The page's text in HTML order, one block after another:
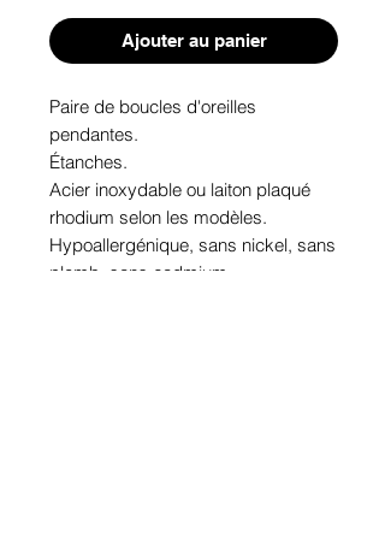
Ajouter au panier
Paire de boucles d'oreilles
pendantes.
Étanches.
Acier inoxydable ou laiton plaqué
rhodium selon les modèles.
Hypoallergénique, sans nickel, sans
plomb, sans cadmium.